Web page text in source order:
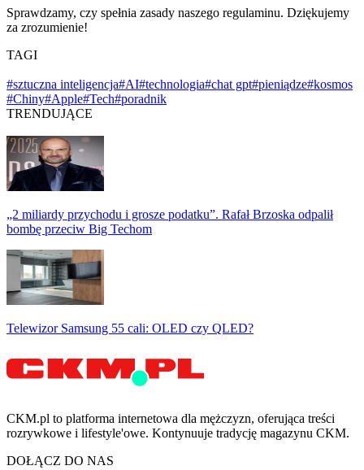
Sprawdzamy, czy spełnia zasady naszego regulaminu. Dziękujemy
za zrozumienie!
TAGI
#sztuczna inteligencja#AI#technologia#chat gpt#pieniądze#kosmos
#Chiny#Apple#Tech#poradnik
TRENDUJĄCE
„2 miliardy przychodu i grosze podatku”. Rafał Brzoska odpalił
bombę przeciw Big Techom
Telewizor Samsung 55 cali: OLED czy QLED?
CKM.pl to platforma internetowa dla mężczyzn, oferująca treści
rozrywkowe i lifestyle'owe. Kontynuuje tradycję magazynu CKM.
DOŁĄCZ DO NAS